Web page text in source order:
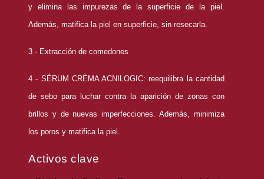
y elimina
las impurezas de la superficie de la piel.
Además, matifica la piel en superficie, sin resecarla.
3 - Extracción de comedones
4 - SÉRUM CRÈMA ACNILOGIC:reequilibra la cantidad
de sebo para luchar contra la aparición de zonas con
brillos y de nuevas imperfecciones. Además, minimiza
los poros y matifica la piel.
Activos clave